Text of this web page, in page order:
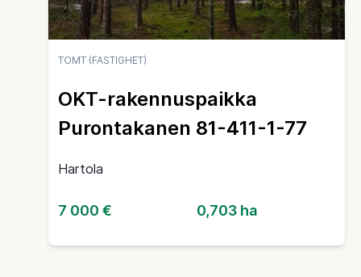
TOMT (FASTIGHET)
OKT-rakennuspaikka
Purontakanen 81-411-1-77
Hartola
7 000 € 0,703 ha